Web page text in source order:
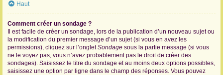
Haut
Comment créer un sondage ?
Il est facile de créer un sondage, lors de la publication d’un nouveau sujet ou
la modification du premier message d’un sujet (si vous en avez les
permissions), cliquez sur l’ongletSondage sous la partie message (si vous
ne le voyez pas, vous n’avez probablement pas le droit de créer des
sondages). Saisissez le titre du sondage et au moins deux options possibles,
saisissez une option par ligne dans le champ des réponses. Vous pouvez